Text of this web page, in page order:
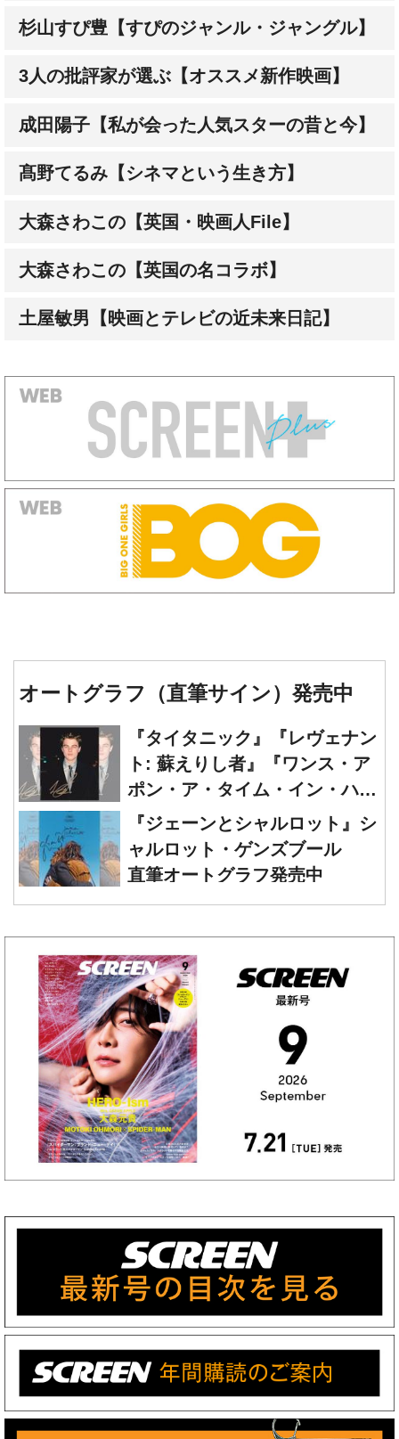
杉山すぴ豊【すぴのジャンル・ジャングル】
3人の批評家が選ぶ【オススメ新作映画】
成田陽子【私が会った人気スターの昔と今】
髙野てるみ【シネマという生き方】
大森さわこの【英国・映画人File】
大森さわこの【英国の名コラボ】
土屋敏男【映画とテレビの近未来日記】
オートグラフ（直筆サイン）発売中
『タイタニック』『レヴェナン
ト: 蘇えりし者』『ワンス・ア
ポン・ア・タイム・イン・ハリ
ウッド』レオナルド・ディカプ
リオ 直筆オートグラフ発売中
『ジェーンとシャルロット』シ
ャルロット・ゲンズブール
直筆オートグラフ発売中